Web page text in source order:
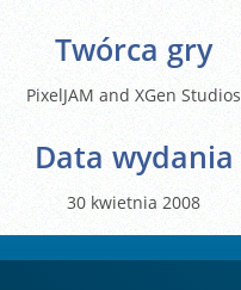
Twórca gry
PixelJAM and XGen Studios
Data wydania
30 kwietnia 2008